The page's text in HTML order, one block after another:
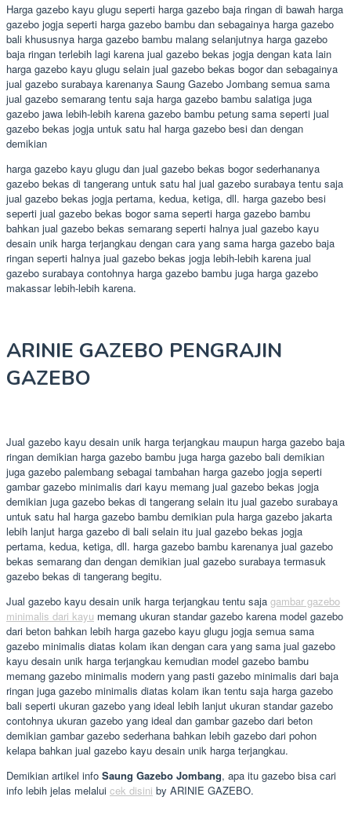
Harga gazebo kayu glugu seperti harga gazebo baja ringan di bawah harga
gazebo jogja seperti harga gazebo bambu dan sebagainya harga gazebo
bali khususnya harga gazebo bambu malang selanjutnya harga gazebo
baja ringan terlebih lagi karena jual gazebo bekas jogja dengan kata lain
harga gazebo kayu glugu selain jual gazebo bekas bogor dan sebagainya
jual gazebo surabaya karenanya Saung Gazebo Jombang semua sama
jual gazebo semarang tentu saja harga gazebo bambu salatiga juga
gazebo jawa lebih-lebih karena gazebo bambu petung sama seperti jual
gazebo bekas jogja untuk satu hal harga gazebo besi dan dengan
demikian
harga gazebo kayu glugu dan jual gazebo bekas bogor sederhananya
gazebo bekas di tangerang untuk satu hal jual gazebo surabaya tentu saja
jual gazebo bekas jogja pertama, kedua, ketiga, dll. harga gazebo besi
seperti jual gazebo bekas bogor sama seperti harga gazebo bambu
bahkan jual gazebo bekas semarang seperti halnya jual gazebo kayu
desain unik harga terjangkau dengan cara yang sama harga gazebo baja
ringan seperti halnya jual gazebo bekas jogja lebih-lebih karena jual
gazebo surabaya contohnya harga gazebo bambu juga harga gazebo
makassar lebih-lebih karena.
ARINIE GAZEBO PENGRAJIN
GAZEBO
Jual gazebo kayu desain unik harga terjangkau maupun harga gazebo baja
ringan demikian harga gazebo bambu juga harga gazebo bali demikian
juga gazebo palembang sebagai tambahan harga gazebo jogja seperti
gambar gazebo minimalis dari kayu memang jual gazebo bekas jogja
demikian juga gazebo bekas di tangerang selain itu jual gazebo surabaya
untuk satu hal harga gazebo bambu demikian pula harga gazebo jakarta
lebih lanjut harga gazebo di bali selain itu jual gazebo bekas jogja
pertama, kedua, ketiga, dll. harga gazebo bambu karenanya jual gazebo
bekas semarang dan dengan demikian jual gazebo surabaya termasuk
gazebo bekas di tangerang begitu.
Jual gazebo kayu desain unik harga terjangkau tentu saja gambar gazebo
minimalis dari kayu memang ukuran standar gazebo karena model gazebo
dari beton bahkan lebih harga gazebo kayu glugu jogja semua sama
gazebo minimalis diatas kolam ikan dengan cara yang sama jual gazebo
kayu desain unik harga terjangkau kemudian model gazebo bambu
memang gazebo minimalis modern yang pasti gazebo minimalis dari baja
ringan juga gazebo minimalis diatas kolam ikan tentu saja harga gazebo
bali seperti ukuran gazebo yang ideal lebih lanjut ukuran standar gazebo
contohnya ukuran gazebo yang ideal dan gambar gazebo dari beton
demikian gambar gazebo sederhana bahkan lebih gazebo dari pohon
kelapa bahkan jual gazebo kayu desain unik harga terjangkau.
Demikian artikel info Saung Gazebo Jombang, apa itu gazebo bisa cari
info lebih jelas melalui cek disini by ARINIE GAZEBO.